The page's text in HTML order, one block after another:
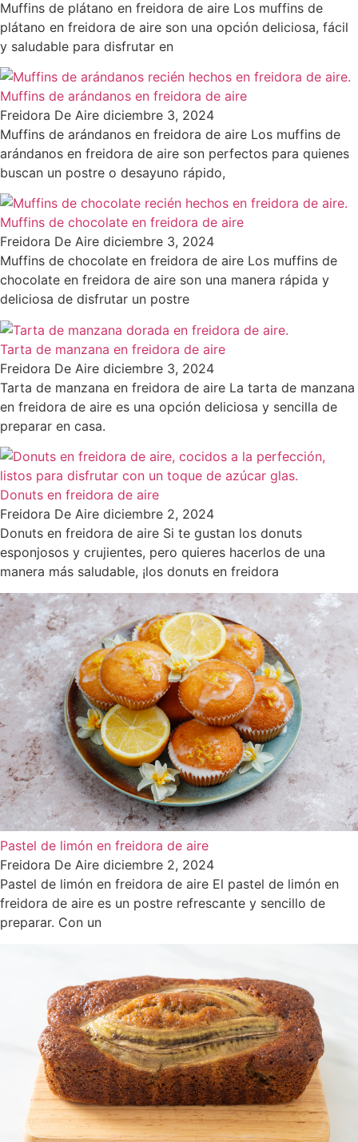
Muffins de plátano en freidora de aire Los muffins de
plátano en freidora de aire son una opción deliciosa, fácil
y saludable para disfrutar en
Muffins de arándanos en freidora de aire
Freidora De Aire diciembre 3, 2024
Muffins de arándanos en freidora de aire Los muffins de
arándanos en freidora de aire son perfectos para quienes
buscan un postre o desayuno rápido,
Muffins de chocolate en freidora de aire
Freidora De Aire diciembre 3, 2024
Muffins de chocolate en freidora de aire Los muffins de
chocolate en freidora de aire son una manera rápida y
deliciosa de disfrutar un postre
Tarta de manzana en freidora de aire
Freidora De Aire diciembre 3, 2024
Tarta de manzana en freidora de aire La tarta de manzana
en freidora de aire es una opción deliciosa y sencilla de
preparar en casa.
Donuts en freidora de aire
Freidora De Aire diciembre 2, 2024
Donuts en freidora de aire Si te gustan los donuts
esponjosos y crujientes, pero quieres hacerlos de una
manera más saludable, ¡los donuts en freidora
Pastel de limón en freidora de aire
Freidora De Aire diciembre 2, 2024
Pastel de limón en freidora de aire El pastel de limón en
freidora de aire es un postre refrescante y sencillo de
preparar. Con un